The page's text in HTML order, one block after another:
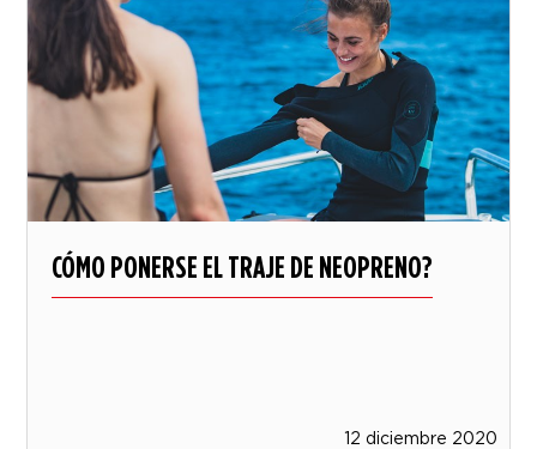
CÓMO PONERSE EL TRAJE DE NEOPRENO?
12 diciembre 2020